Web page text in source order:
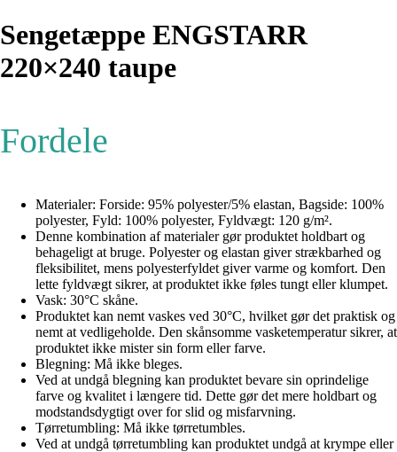
Sengetæppe ENGSTARR
220×240 taupe
Fordele
Materialer: Forside: 95% polyester/5% elastan, Bagside: 100%
polyester, Fyld: 100% polyester, Fyldvægt: 120 g/m².
Denne kombination af materialer gør produktet holdbart og
behageligt at bruge. Polyester og elastan giver strækbarhed og
fleksibilitet, mens polyesterfyldet giver varme og komfort. Den
lette fyldvægt sikrer, at produktet ikke føles tungt eller klumpet.
Vask: 30°C skåne.
Produktet kan nemt vaskes ved 30°C, hvilket gør det praktisk og
nemt at vedligeholde. Den skånsomme vasketemperatur sikrer, at
produktet ikke mister sin form eller farve.
Blegning: Må ikke bleges.
Ved at undgå blegning kan produktet bevare sin oprindelige
farve og kvalitet i længere tid. Dette gør det mere holdbart og
modstandsdygtigt over for slid og misfarvning.
Tørretumbling: Må ikke tørretumbles.
Ved at undgå tørretumbling kan produktet undgå at krympe eller